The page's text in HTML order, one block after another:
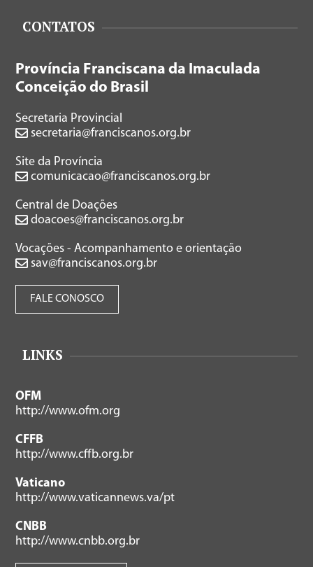
CONTATOS
Província Franciscana da Imaculada
Conceição do Brasil
Secretaria Provincial
secretaria@franciscanos.org.br
Site da Província
comunicacao@franciscanos.org.br
Central de Doações
doacoes@franciscanos.org.br
Vocações - Acompanhamento e orientação
sav@franciscanos.org.br
FALE CONOSCO
LINKS
OFM
http://www.ofm.org
CFFB
http://www.cffb.org.br
Vaticano
http://www.vaticannews.va/pt
CNBB
http://www.cnbb.org.br